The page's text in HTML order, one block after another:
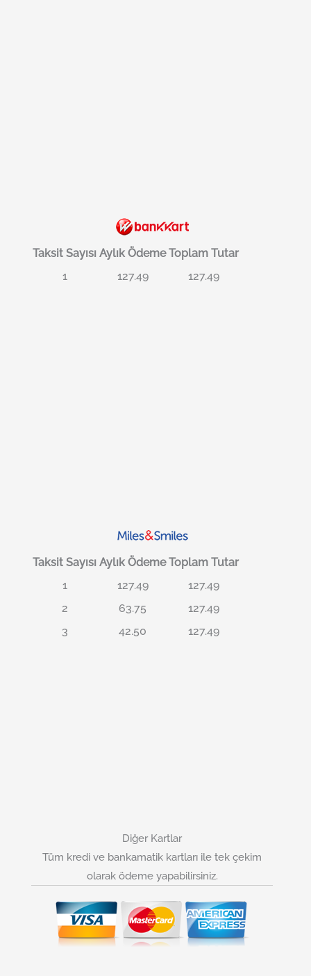
Taksit Sayısı Aylık Ödeme Toplam Tutar
1
127.49 127.49
Taksit Sayısı Aylık Ödeme Toplam Tutar
1
127.49
127.49
2
63.75
127.49
3
42.50 127.49
Diğer Kartlar
Tüm kredi ve bankamatik kartları ile tek çekim
olarak ödeme yapabilirsiniz.